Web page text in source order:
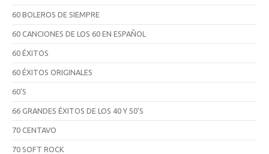
60 BOLEROS DE SIEMPRE
60 CANCIONES DE LOS 60 EN ESPAÑOL
60 ÉXITOS
60 ÉXITOS ORIGINALES
60'S
66 GRANDES ÉXITOS DE LOS 40 Y 50'S
70 CENTAVO
70 SOFT ROCK